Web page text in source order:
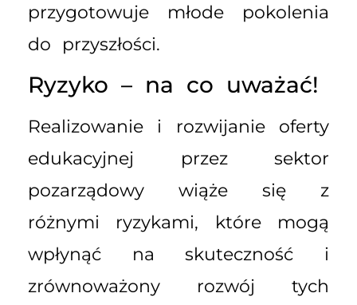
przygotowuje młode pokolenia
do przyszłości.
Ryzyko – na co uważać!
Realizowanie i rozwijanie oferty
edukacyjnej przez sektor
pozarządowy wiąże się z
różnymi ryzykami, które mogą
wpłynąć na skuteczność i
zrównoważony rozwój tych